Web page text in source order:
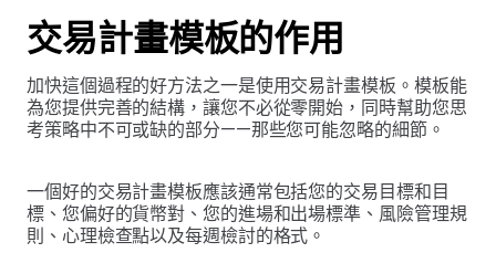
交易計畫模板的作用
加快這個過程的好方法之一是使用交易計畫模板。模板能
為您提供完善的結構，讓您不必從零開始，同時幫助您思
考策略中不可或缺的部分——那些您可能忽略的細節。
一個好的交易計畫模板應該通常包括您的交易目標和目
標、您偏好的貨幣對、您的進場和出場標準、風險管理規
則、心理檢查點以及每週檢討的格式。